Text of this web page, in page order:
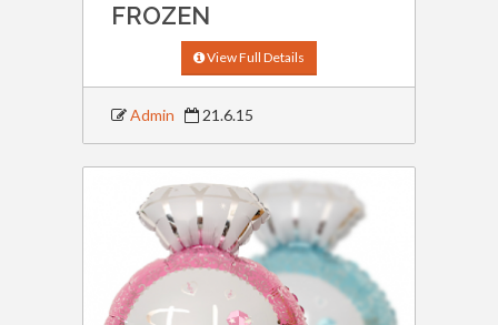
FROZEN
View Full Details
Admin 21.6.15